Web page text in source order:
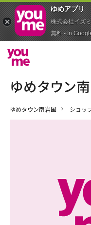
ゆめタウン南岩国 ショッ
ゆめアプ‪リ‬
株式会社イズミ
無料 - In